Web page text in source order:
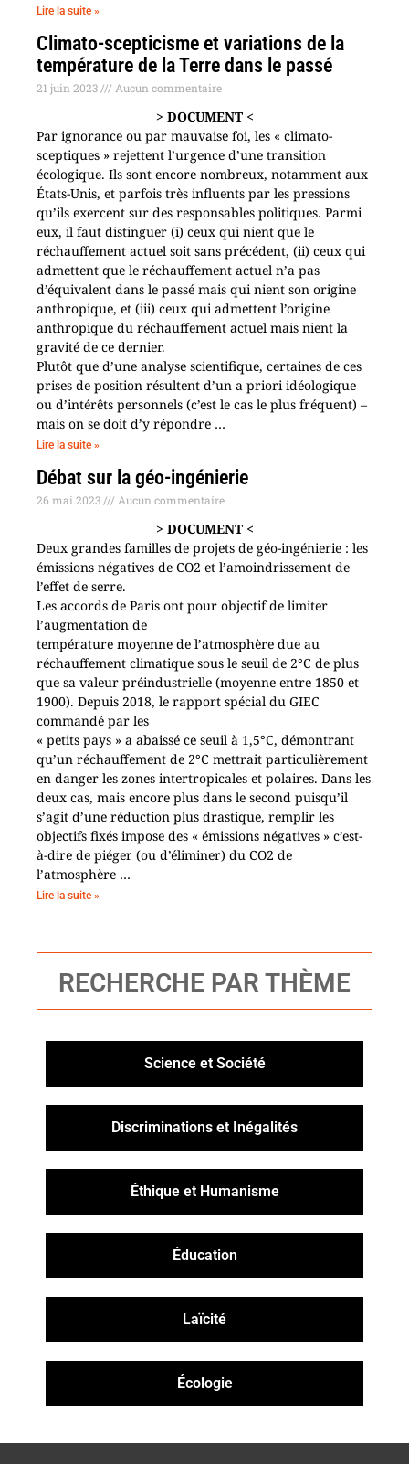
Lire la suite »
Climato-scepticisme et variations de la
température de la Terre dans le passé
21 juin 2023 Aucun commentaire
> DOCUMENT <
Par ignorance ou par mauvaise foi, les « climato-
sceptiques » rejettent l’urgence d’une transition
écologique. Ils sont encore nombreux, notamment aux
États-Unis, et parfois très influents par les pressions
qu’ils exercent sur des responsables politiques. Parmi
eux, il faut distinguer (i) ceux qui nient que le
réchauffement actuel soit sans précédent, (ii) ceux qui
admettent que le réchauffement actuel n’a pas
d’équivalent dans le passé mais qui nient son origine
anthropique, et (iii) ceux qui admettent l’origine
anthropique du réchauffement actuel mais nient la
gravité de ce dernier.
Plutôt que d’une analyse scientifique, certaines de ces
prises de position résultent d’un a priori idéologique
ou d’intérêts personnels (c’est le cas le plus fréquent) –
mais on se doit d’y répondre …
Lire la suite »
Débat sur la géo-ingénierie
26 mai 2023 Aucun commentaire
> DOCUMENT <
Deux grandes familles de projets de géo-ingénierie : les
émissions négatives de CO2 et l’amoindrissement de
l’effet de serre.
Les accords de Paris ont pour objectif de limiter
l’augmentation de
température moyenne de l’atmosphère due au
réchauffement climatique sous le seuil de 2°C de plus
que sa valeur préindustrielle (moyenne entre 1850 et
1900). Depuis 2018, le rapport spécial du GIEC
commandé par les
« petits pays » a abaissé ce seuil à 1,5°C, démontrant
qu’un réchauffement de 2°C mettrait particulièrement
en danger les zones intertropicales et polaires. Dans les
deux cas, mais encore plus dans le second puisqu’il
s’agit d’une réduction plus drastique, remplir les
objectifs fixés impose des « émissions négatives » c’est-
à-dire de piéger (ou d’éliminer) du CO2 de
l’atmosphère …
Lire la suite »
RECHERCHE PAR THÈME
Science et Société
Discriminations et Inégalités
Éthique et Humanisme
Éducation
Laïcité
Écologie